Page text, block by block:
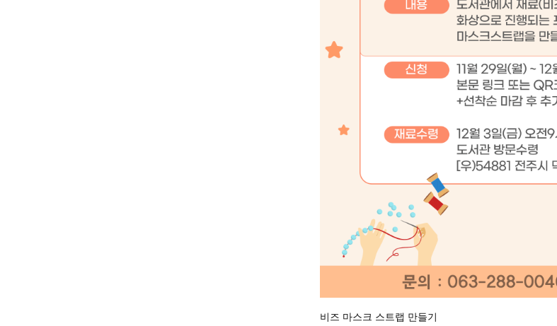
비즈 마스크 스트랩 만들기